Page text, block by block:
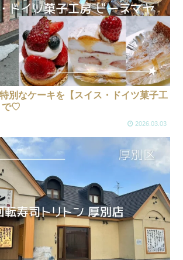
別なケーキを【スイス・ドイツ菓子工
で♡
2026.03.03